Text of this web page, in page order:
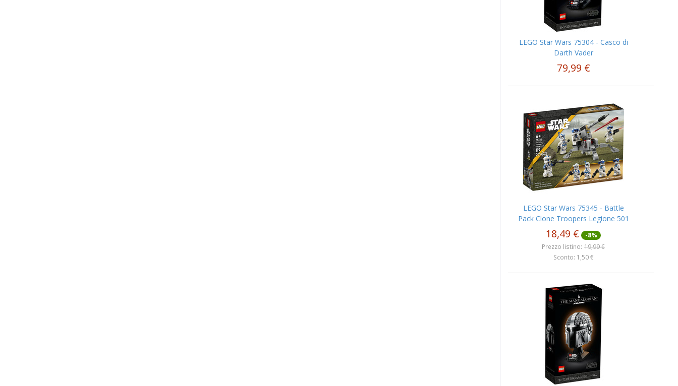
LEGO Star Wars 75304 - Casco di
Darth Vader
79,99 €
LEGO Star Wars 75345 - Battle
Pack Clone Troopers Legione 501
18,49 € -8%
Prezzo listino: 19,99 €
Sconto: 1,50 €